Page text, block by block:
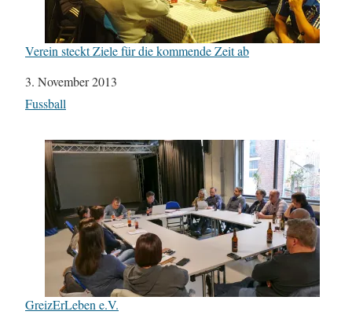
Verein steckt Ziele für die kommende Zeit ab
Datum
3. November 2013
In Bezug auf
Fussball
GreizErLeben e.V.